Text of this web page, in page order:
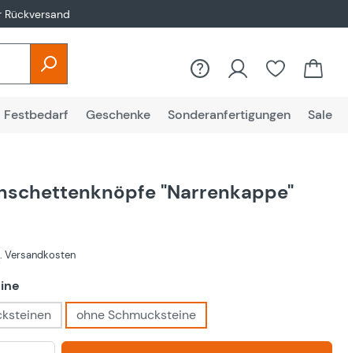
Rückversand
Festbedarf Geschenke Sonderanfertigungen Sale
"Narrenkappe"
Versandkosten
ohne Schmucksteine